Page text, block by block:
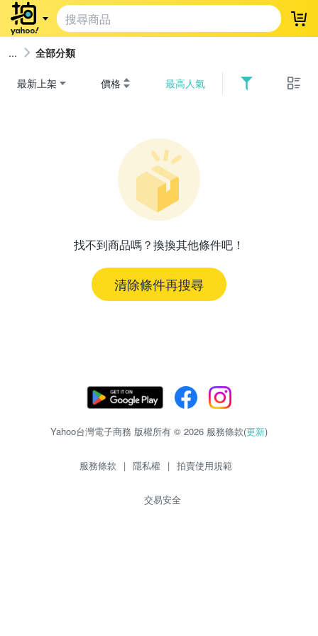
登
全部分類
最新上架 價格 最高人氣
找不到商品嗎？換換其他條件吧！
清除條件再搜尋
Yahoo台灣電子商務 版權所有 © 2026 服務條款(更新)
服務條款 | 隱私權 | 拍賣使用規範
交易安全